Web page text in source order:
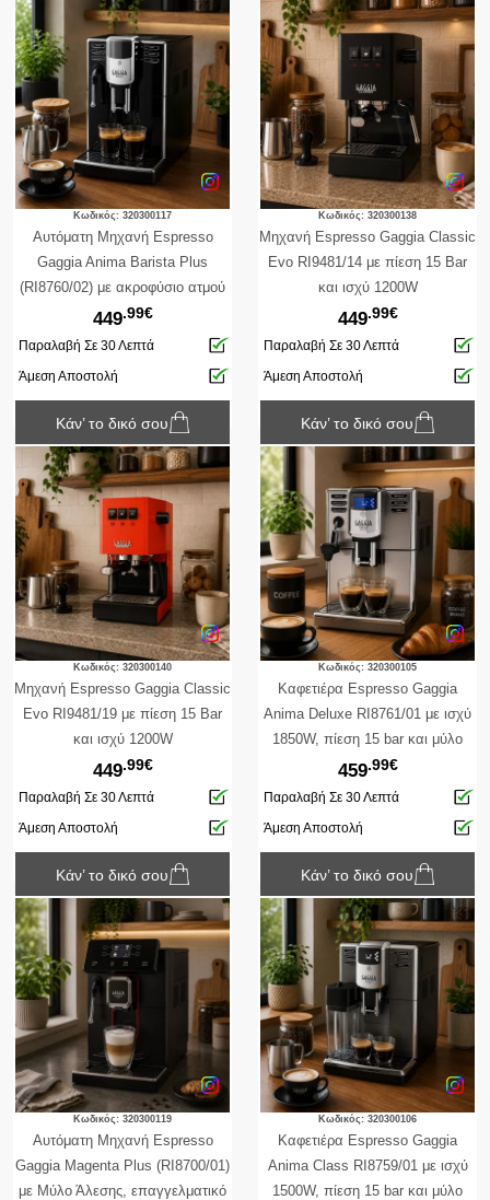
Κωδικός: 320300117
Αυτόματη Μηχανή Espresso
Gaggia Anima Barista Plus
(RI8760/02) με ακροφύσιο ατμού
Barista, ισχύ 1850W,
χωρητικότητα δοχείου νερού 1,8L
449.99€
Παραλαβή Σε 30 Λεπτά
Άμεση Αποστολή
Κάν’ το δικό σου
Κωδικός: 320300138
Μηχανή Espresso Gaggia Classic
Evo RI9481/14 με πίεση 15 Bar
και ισχύ 1200W
449.99€
Παραλαβή Σε 30 Λεπτά
Άμεση Αποστολή
Κάν’ το δικό σου
Κωδικός: 320300140
Μηχανή Espresso Gaggia Classic
Evo RI9481/19 με πίεση 15 Bar
και ισχύ 1200W
449.99€
Παραλαβή Σε 30 Λεπτά
Άμεση Αποστολή
Κάν’ το δικό σου
Κωδικός: 320300105
Καφετιέρα Espresso Gaggia
Anima Deluxe RI8761/01 με ισχύ
1850W, πίεση 15 bar και μύλο
άλεσης
459.99€
Παραλαβή Σε 30 Λεπτά
Άμεση Αποστολή
Κάν’ το δικό σου
Κωδικός: 320300119
Αυτόματη Μηχανή Espresso
Gaggia Magenta Plus (RI8700/01)
με Μύλο Άλεσης, επαγγελματικό
Κωδικός: 320300106
Καφετιέρα Espresso Gaggia
Anima Class RI8759/01 με ισχύ
1500W, πίεση 15 bar και μύλο